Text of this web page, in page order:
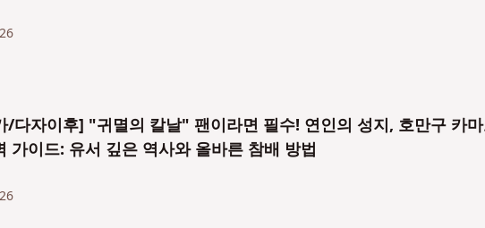
/다자이후] "귀멸의 칼날" 팬이라면 필수! 연인의 성지, 호만구 카
가이드: 유서 깊은 역사와 올바른 참배 방법